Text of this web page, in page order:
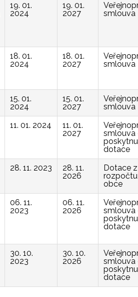
19. 01.
2024
19. 01.
2027
smlouva
18. 01.
2024
18. 01.
2027
smlouva
15. 01.
2024
15. 01.
2027
smlouva
11. 01. 2024
11. 01.
2027
smlouva
dotace
28. 11. 2023
28. 11.
2026
Dotace z
rozpočtu
obce
06. 11.
2023
06. 11.
2026
smlouva
dotace
30. 10.
2023
30. 10.
2026
smlouva
dotace